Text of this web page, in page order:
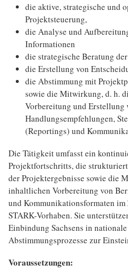
die aktive, strategische und
Projektsteuerung,
die Analyse und
Informationen
die strategische Beratung
die Erstellung von
die Abstimmung mit
sowie die Mitwirkung, d. h.
Vorbereitung und Erstellung
Handlungsempfehlungen,
(Reportings) und
Die Tätigkeit umfasst ein
Projektfortschritts, die
der Projektergebnisse sowie die
inhaltlichen Vorbereitung von
und Kommunikationsformaten im
STARK-Vorhaben. Sie
Einbindung Sachsens in
Abstimmungsprozesse zur
Voraussetzungen: